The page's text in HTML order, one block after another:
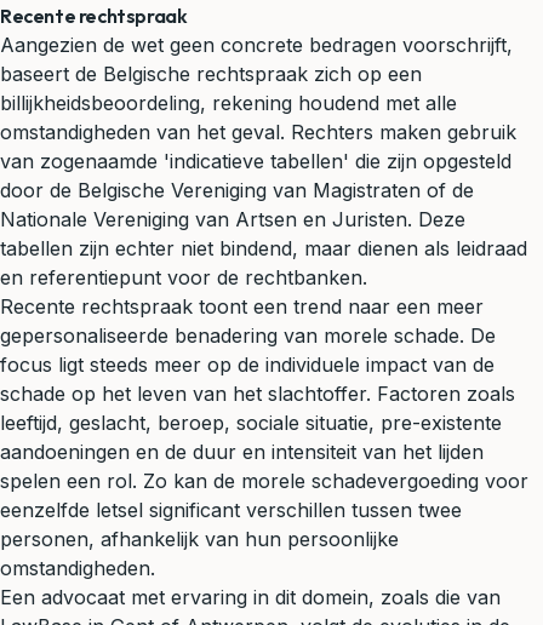
Recente rechtspraak
Aangezien de wet geen concrete bedragen voorschrijft,
baseert de Belgische rechtspraak zich op een
billijkheidsbeoordeling, rekening houdend met alle
omstandigheden van het geval. Rechters maken gebruik
van zogenaamde 'indicatieve tabellen' die zijn opgesteld
door de Belgische Vereniging van Magistraten of de
Nationale Vereniging van Artsen en Juristen. Deze
tabellen zijn echter niet bindend, maar dienen als leidraad
en referentiepunt voor de rechtbanken.
Recente rechtspraak toont een trend naar een meer
gepersonaliseerde benadering van morele schade. De
focus ligt steeds meer op de individuele impact van de
schade op het leven van het slachtoffer. Factoren zoals
leeftijd, geslacht, beroep, sociale situatie, pre-existente
aandoeningen en de duur en intensiteit van het lijden
spelen een rol. Zo kan de morele schadevergoeding voor
eenzelfde letsel significant verschillen tussen twee
personen, afhankelijk van hun persoonlijke
omstandigheden.
Een advocaat met ervaring in dit domein, zoals die van